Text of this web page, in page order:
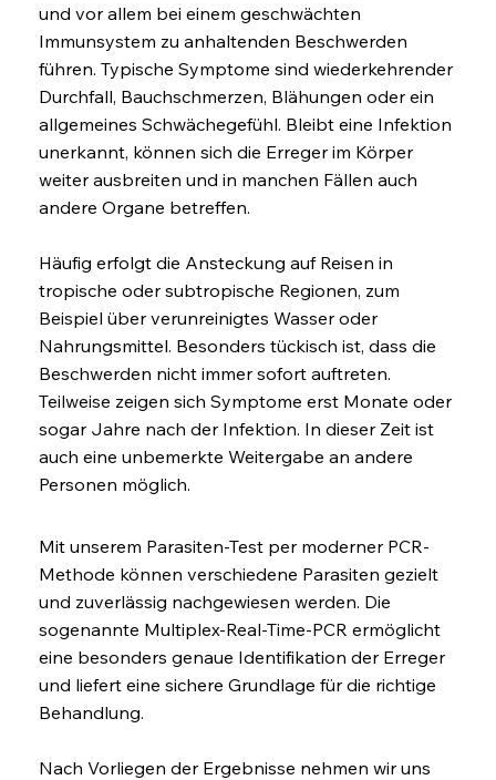
und vor allem bei einem geschwächten
Immunsystem zu anhaltenden Beschwerden
führen. Typische Symptome sind wiederkehrender
Durchfall, Bauchschmerzen, Blähungen oder ein
allgemeines Schwächegefühl. Bleibt eine Infektion
unerkannt, können sich die Erreger im Körper
weiter ausbreiten und in manchen Fällen auch
andere Organe betreffen.
Häufig erfolgt die Ansteckung auf Reisen in
tropische oder subtropische Regionen, zum
Beispiel über verunreinigtes Wasser oder
Nahrungsmittel. Besonders tückisch ist, dass die
Beschwerden nicht immer sofort auftreten.
Teilweise zeigen sich Symptome erst Monate oder
sogar Jahre nach der Infektion. In dieser Zeit ist
auch eine unbemerkte Weitergabe an andere
Personen möglich.
Mit unserem Parasiten-Test per moderner PCR-
Methode können verschiedene Parasiten gezielt
und zuverlässig nachgewiesen werden. Die
sogenannte Multiplex-Real-Time-PCR ermöglicht
eine besonders genaue Identifikation der Erreger
und liefert eine sichere Grundlage für die richtige
Behandlung.
Nach Vorliegen der Ergebnisse nehmen wir uns